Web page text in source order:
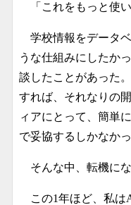
「これをもっと使い
学校情報をデータ
うな仕組みにしたか
談したことがあった
すれば、それなりの
ィアにとって、簡単
で妥協するしかなかっ
そんな中、転機にな
この1年ほど、私は